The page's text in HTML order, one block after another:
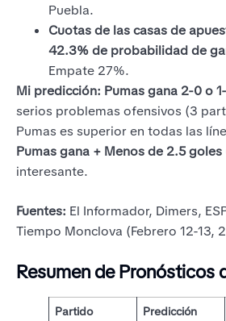
Puebla.
Cuotas de las casas de
42.3% de probabilidad de
Empate 27%.
Mi predicción: Pumas gana 2-0 o
serios problemas ofensivos (3
Pumas es superior en todas las
Pumas gana + Menos de 2.5 goles
interesante.
Fuentes: El Informador, Dimers,
Tiempo Monclova (Febrero 12-13,
Resumen de Pronósticos
Partido Predicción